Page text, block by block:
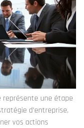
représente une étape
d’entreprise.
vos actions